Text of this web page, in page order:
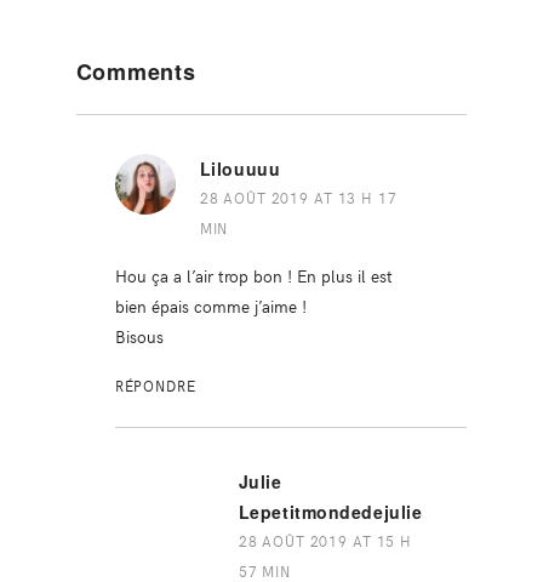
Interactions
Comments
Lilouuuu
28 AOÛT 2019 AT 13 H 17
MIN
Hou ça a l’air trop bon ! En plus il est
bien épais comme j’aime !
Bisous
RÉPONDRE
Julie
Lepetitmondedejulie
28 AOÛT 2019 AT 15 H
57 MIN